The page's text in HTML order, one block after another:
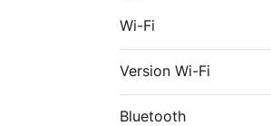
Wi-Fi
Version Wi-Fi
Bluetooth